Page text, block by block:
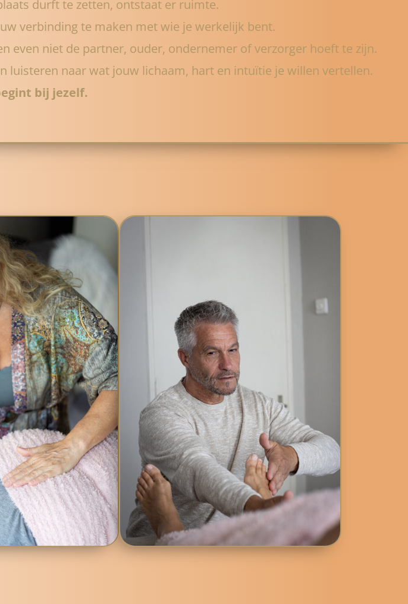
durft te zetten, ontstaat er ruimte.
verbinding te maken met wie je werkelijk bent.
even niet de partner, ouder, ondernemer of verzorger hoeft te zijn.
luisteren naar wat jouw lichaam, hart en intuïtie je willen vertellen.
bij jezelf.